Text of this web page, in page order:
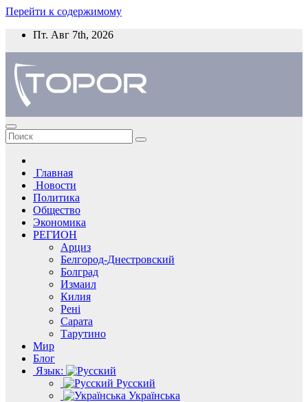
Перейти к содержимому
Пт. Авг 7th, 2026
Главная
Новости
Политика
Общество
Экономика
РЕГИОН
Арциз
Белгород-Днестровский
Болград
Измаил
Килия
Рені
Сарата
Тарутино
Мир
Блог
Язык:
Русский
Українська